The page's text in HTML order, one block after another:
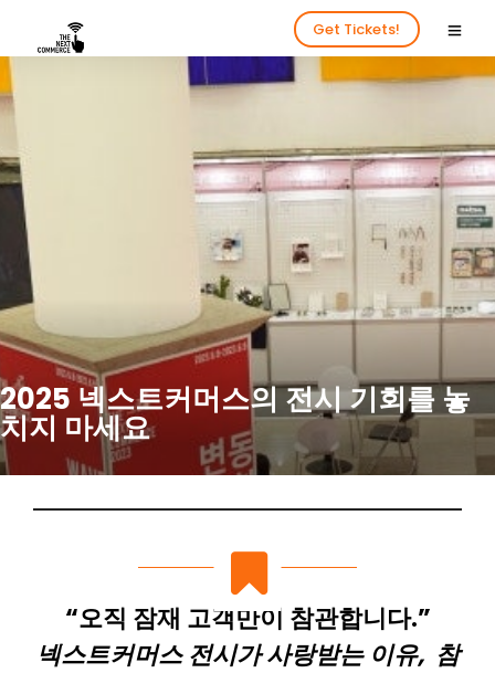
Get Tickets!
2025 넥스트커머스의 전시 기회를 놓
치지 마세요
“오직 잠재 고객만이 참관합니다.”
넥스트커머스 전시가 사랑받는 이유, 참